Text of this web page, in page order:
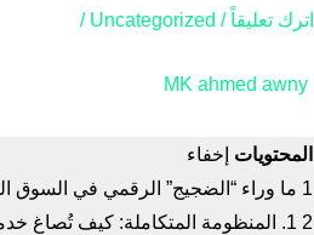
اترك تعليقاً /
Uncategorized
/
MK ahmed awny
المحتويات إخفاء
1 ما وراء “الضجيج” الرقمي في السوق
2 1. المنظومة المتكاملة: كيف تُصاغ خدمات التسويق الالكتروني في MK؟